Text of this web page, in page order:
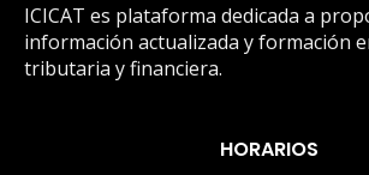
ICICAT es plataforma dedicada a
información actualizada y formación
tributaria y financiera.
HORARIOS